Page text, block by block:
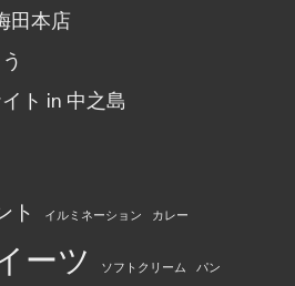
田本店
ト in 中之島
ト イルミネーション カレー
ーツ ソフトクリーム パン